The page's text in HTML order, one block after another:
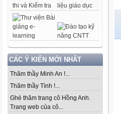
CÁC Ý KIẾN MỚI NHẤT
Thăm thầy Minh An !...
Thăm thầy Tình !...
Ghé thăm trang cô Hồng Anh.
Trang web của cô...